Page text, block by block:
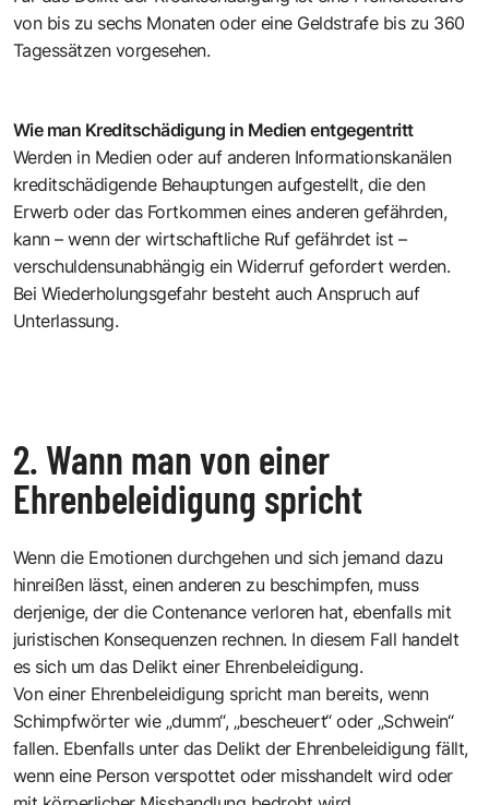
von bis zu sechs Monaten oder eine Geldstrafe bis zu 360
Tagessätzen vorgesehen.
Wie man Kreditschädigung in Medien entgegentritt
Werden in Medien oder auf anderen Informationskanälen
kreditschädigende Behauptungen aufgestellt, die den
Erwerb oder das Fortkommen eines anderen gefährden,
kann – wenn der wirtschaftliche Ruf gefährdet ist –
verschuldensunabhängig ein Widerruf gefordert werden.
Bei Wiederholungsgefahr besteht auch Anspruch auf
Unterlassung.
2. Wann man von einer
Ehrenbeleidigung spricht
Wenn die Emotionen durchgehen und sich jemand dazu
hinreißen lässt, einen anderen zu beschimpfen, muss
derjenige, der die Contenance verloren hat, ebenfalls mit
juristischen Konsequenzen rechnen. In diesem Fall handelt
es sich um das Delikt einer Ehrenbeleidigung.
Von einer Ehrenbeleidigung spricht man bereits, wenn
Schimpfwörter wie „dumm“, „bescheuert“ oder „Schwein“
fallen. Ebenfalls unter das Delikt der Ehrenbeleidigung fällt,
wenn eine Person verspottet oder misshandelt wird oder